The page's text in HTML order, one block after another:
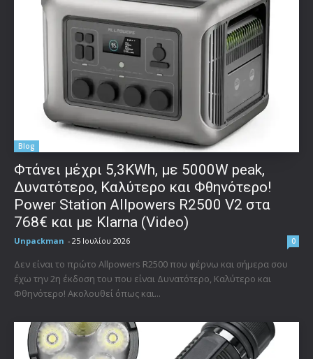
Blog
Φτάνει μέχρι 5,3KWh, με 5000W peak,
Δυνατότερο, Καλύτερο και Φθηνότερο!
Power Station Allpowers R2500 V2 στα
768€ και με Klarna (Video)
Unpackman - 25 Ιουλίου 2026 0
Δεν είναι το πρώτο Allpowers R2500 που φέρνω και σήμερα σου
έχω την 2η έκδοση του που είναι Δυνατότερο, Καλύτερο και
Φθηνότερο! Ακολουθεί όπως και...